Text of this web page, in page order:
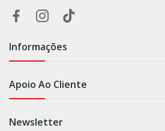
Informações
Apoio Ao Cliente
Newsletter